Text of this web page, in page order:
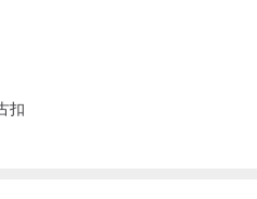
扣